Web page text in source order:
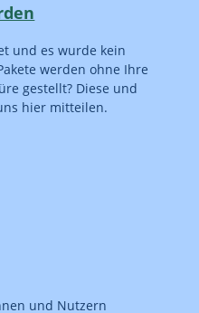
und es wurde kein
werden ohne Ihre
gestellt? Diese und
hier mitteilen.
und Nutzern